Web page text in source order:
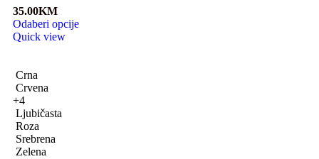
35.00KM
Odaberi opcije
Quick view
Crna
Crvena
+4
Ljubičasta
Roza
Srebrena
Zelena